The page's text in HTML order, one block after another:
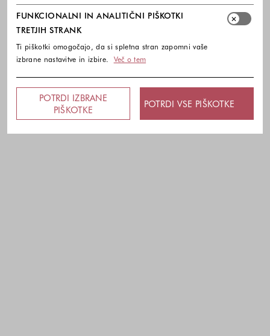
FUNKCIONALNI IN ANALITIČNI PIŠKOTKI
TRETJIH STRANK
Ti piškotki omogočajo, da si spletna stran zapomni vaše
izbrane nastavitve in izbire.
Več o tem
POTRDI IZBRANE
PIŠKOTKE
POTRDI VSE PIŠKOTKE